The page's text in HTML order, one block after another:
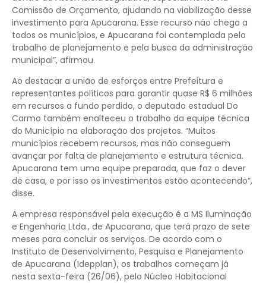
Comissão de Orçamento, ajudando na viabilização desse
investimento para Apucarana. Esse recurso não chega a
todos os municípios, e Apucarana foi contemplada pelo
trabalho de planejamento e pela busca da administração
municipal”, afirmou.
Ao destacar a união de esforços entre Prefeitura e
representantes políticos para garantir quase R$ 6 milhões
em recursos a fundo perdido, o deputado estadual Do
Carmo também enalteceu o trabalho da equipe técnica
do Município na elaboração dos projetos. “Muitos
municípios recebem recursos, mas não conseguem
avançar por falta de planejamento e estrutura técnica.
Apucarana tem uma equipe preparada, que faz o dever
de casa, e por isso os investimentos estão acontecendo”,
disse.
A empresa responsável pela execução é a MS Iluminação
e Engenharia Ltda., de Apucarana, que terá prazo de sete
meses para concluir os serviços. De acordo com o
Instituto de Desenvolvimento, Pesquisa e Planejamento
de Apucarana (Idepplan), os trabalhos começam já
nesta sexta-feira (26/06), pelo Núcleo Habitacional